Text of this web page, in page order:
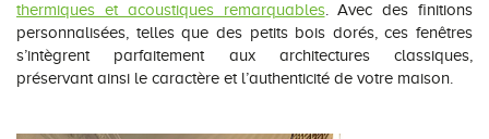
thermiques et acoustiques remarquables. Avec des finitions
personnalisées, telles que des petits bois dorés, ces fenêtres
s’intègrent parfaitement aux architectures classiques,
préservant ainsi le caractère et l’authenticité de votre maison.